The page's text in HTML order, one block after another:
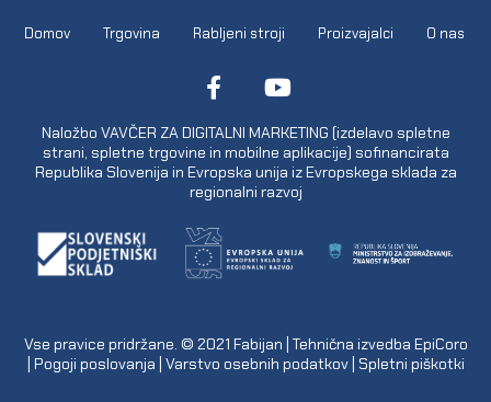
Domov Trgovina Rabljeni stroji Proizvajalci O nas
Naložbo VAVČER ZA DIGITALNI MARKETING (izdelavo spletne
strani, spletne trgovine in mobilne aplikacije) sofinancirata
Republika Slovenija in Evropska unija iz Evropskega sklada za
regionalni razvoj
Vse pravice pridržane. © 2021 Fabijan | Tehnična izvedba EpiCoro
Pogoji poslovanja Varstvo osebnih podatkov| Spletni piškotki